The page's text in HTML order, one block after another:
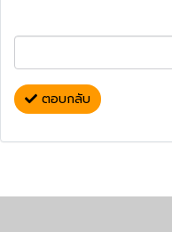
ตอบกลับ